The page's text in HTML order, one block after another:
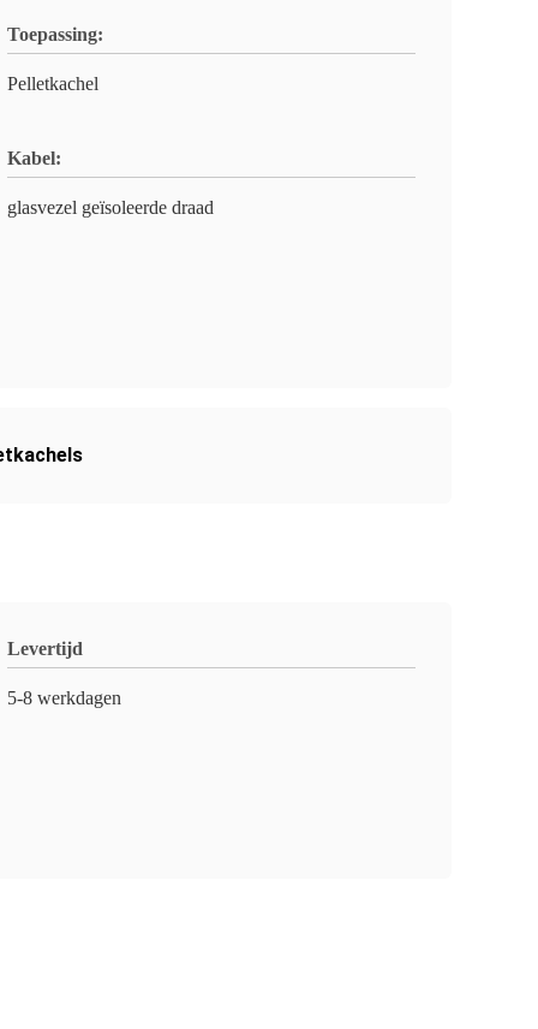
Toepassing:
Pelletkachel
Kabel:
glasvezel geïsoleerde draad
Levertijd
5-8 werkdagen